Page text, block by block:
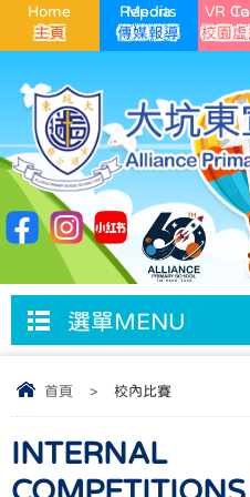
Home Media Reports VR
選單MENU
首頁 > 校內比賽
INTERNAL